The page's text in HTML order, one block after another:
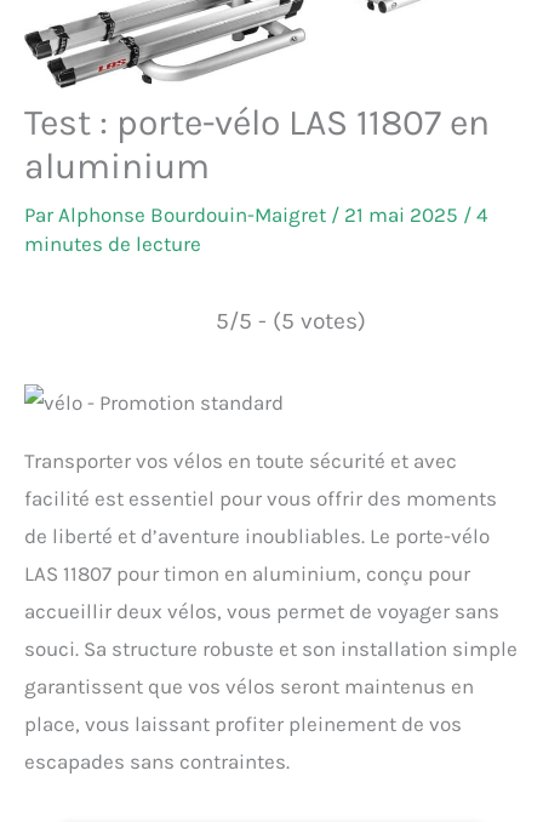
Test : porte-vélo LAS 11807 en
aluminium
ParAlphonse Bourdouin-Maigret / 21 mai 2025 / 4
minutes de lecture
5/5 - (5 votes)
Transporter vos vélos en toute sécurité et avec
facilité est essentiel pour vous offrir des moments
de liberté et d’aventure inoubliables. Le porte-vélo
LAS 11807 pour timon en aluminium, conçu pour
accueillir deux vélos, vous permet de voyager sans
souci. Sa structure robuste et son installation simple
garantissent que vos vélos seront maintenus en
place, vous laissant profiter pleinement de vos
escapades sans contraintes.